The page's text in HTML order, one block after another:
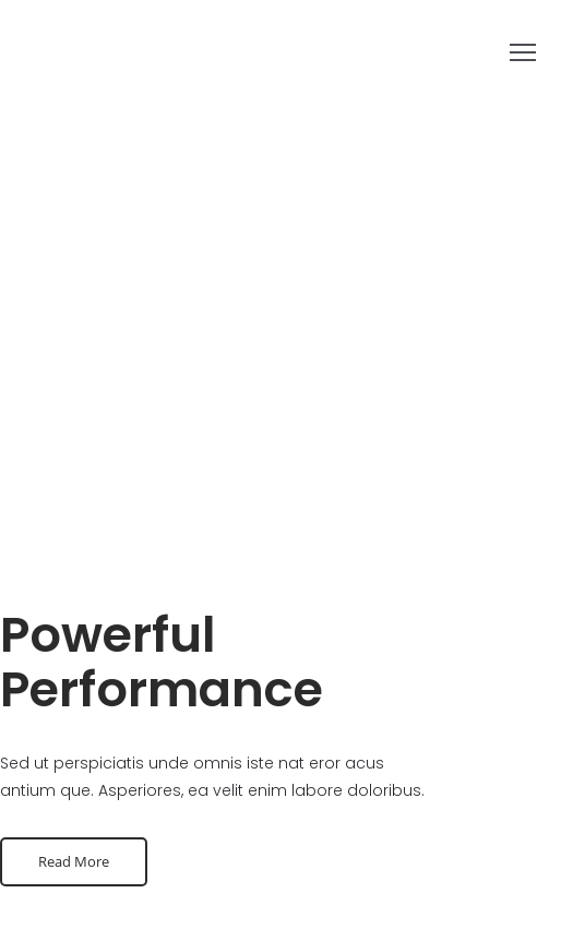
Powerful
Performance
Sed ut perspiciatis unde omnis iste nat eror acus
antium que. Asperiores, ea velit enim labore doloribus.
Read More